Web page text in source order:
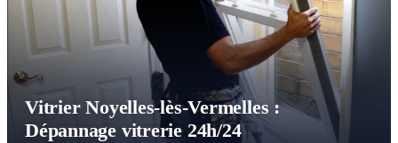
Vitrier Noyelles-lès-Vermelles :
Dépannage vitrerie 24h/24